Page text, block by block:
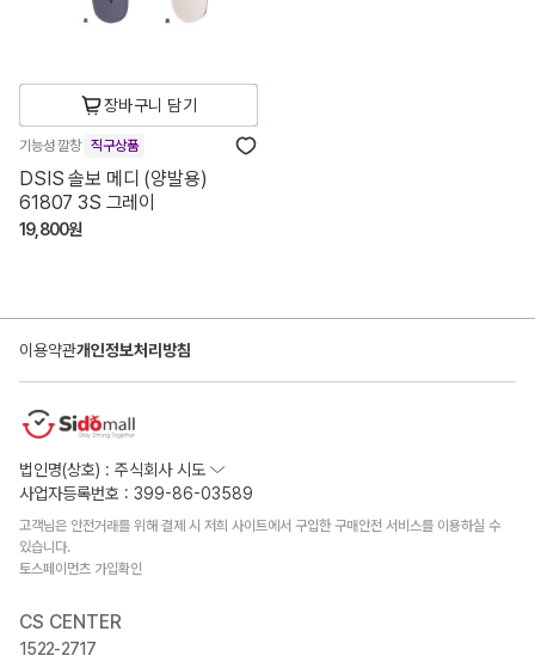
장바구니 담기
기능성 깔창 직구상품
DSIS 솔보 메디 (양발용)
61807 3S 그레이
19,800원
이용약관개인정보처리방침
법인명(상호) : 주식회사 시도
사업자등록번호 : 399-86-03589
고객님은 안전거래를 위해 결제 시 저희 사이트에서 구입한 구매안전 서비스를 이용하실 수
있습니다.
토스페이먼츠 가입확인
CS CENTER
1522-2717